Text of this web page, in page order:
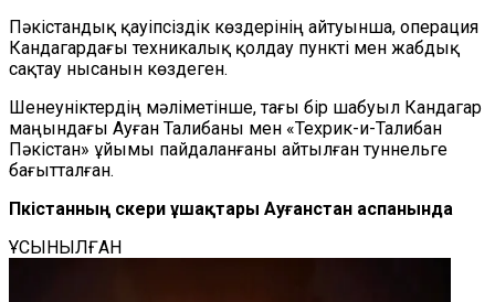
Пәкістандық қауіпсіздік көздерінің айтуынша, операция
Кандагардағы техникалық қолдау пункті мен жабдық
сақтау нысанын көздеген.
Шенеуніктердің мәліметінше, тағы бір шабуыл Кандагар
маңындағы Ауған Талибаны мен «Техрик-и-Талибан
Пәкістан» ұйымы пайдаланғаны айтылған туннельге
бағытталған.
Пәкістанның әскери ұшақтары Ауғанстан аспанында
ҰСЫНЫЛҒАН